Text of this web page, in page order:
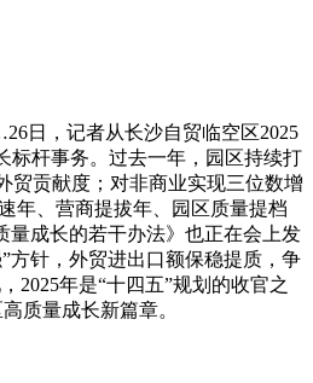
日，记者从长沙自贸临空区2025
标杆事务。过去一年，园区持续打
贸贡献度；对非商业实现三位数增
年、营商提拔年、园区质量提档
量成长的若干办法》也正在会上发
方针，外贸进出口额保稳提质，争
2025年是“十四五”规划的收官之
质量成长新篇章。